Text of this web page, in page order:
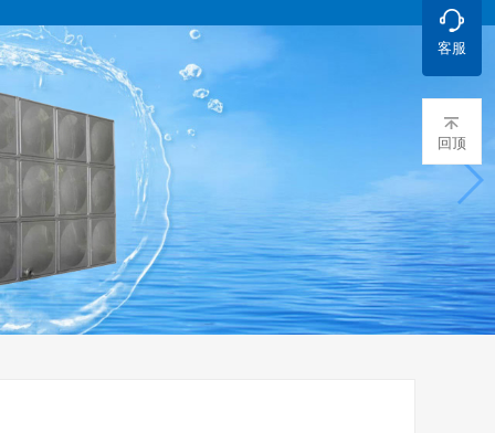
化 荣誉资质
设备 直饮水设备
污水一体化设备
水装置 分集水器
处理器 真空脱气机
药剂 不锈钢水箱
业 医药电子行业
城镇生活污水
常用方法 产水标准
闻 促销活动
服务网络
服务承诺
客服
回顶